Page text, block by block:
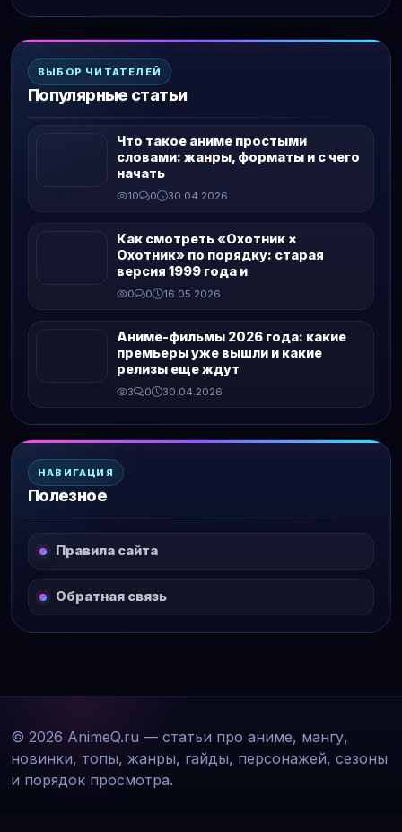
ВЫБОР ЧИТАТЕЛЕЙ
Популярные статьи
Что такое аниме простыми
словами: жанры, форматы и с чего
начать
10 0 30.04.2026
Как смотреть «Охотник ×
Охотник» по порядку: старая
версия 1999 года и
0 0 16.05.2026
Аниме-фильмы 2026 года: какие
премьеры уже вышли и какие
релизы еще ждут
3 0 30.04.2026
НАВИГАЦИЯ
Полезное
Правила сайта
Обратная связь
© 2026 AnimeQ.ru — статьи про аниме, мангу,
новинки, топы, жанры, гайды, персонажей, сезоны
и порядок просмотра.